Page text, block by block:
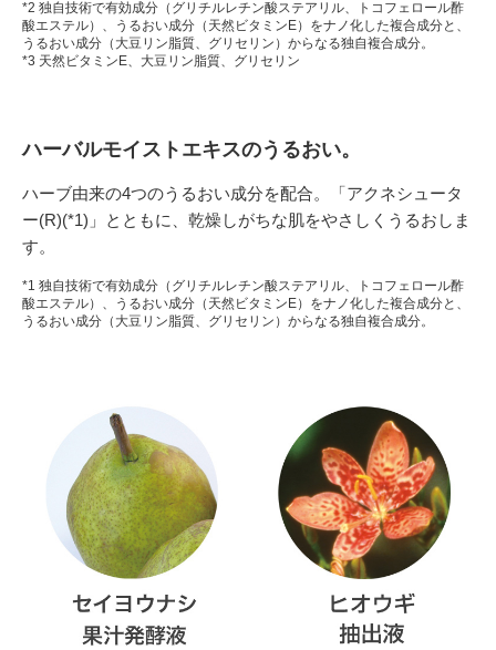
*2 独自技術で有効成分（グリチルレチン酸ステアリル、トコフェロール酢
酸エステル）、うるおい成分（天然ビタミンE）をナノ化した複合成分と、
うるおい成分（大豆リン脂質、グリセリン）からなる独自複合成分。
*3 天然ビタミンE、大豆リン脂質、グリセリン
ハーバルモイストエキスのうるおい。
ハーブ由来の4つのうるおい成分を配合。「アクネシュータ
ー(R)(*1)」とともに、乾燥しがちな肌をやさしくうるおしま
す。
*1 独自技術で有効成分（グリチルレチン酸ステアリル、トコフェロール酢
酸エステル）、うるおい成分（天然ビタミンE）をナノ化した複合成分と、
うるおい成分（大豆リン脂質、グリセリン）からなる独自複合成分。